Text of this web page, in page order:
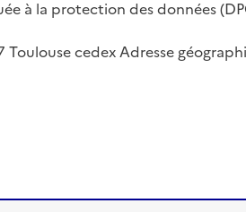
à la protection des données
cedex Adresse